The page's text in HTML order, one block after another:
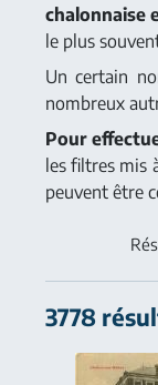
chalonnaise
le plus
Un certain
nombreux
Pour
les filtres mis
peuvent être
3778